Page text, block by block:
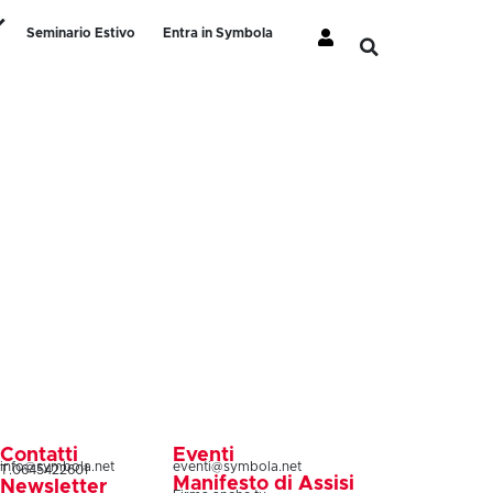
Seminario Estivo
Entra in Symbola
Contatti
info@symbola.net
T.0645422601
Newsletter
Eventi
eventi@symbola.net
Manifesto di Assisi